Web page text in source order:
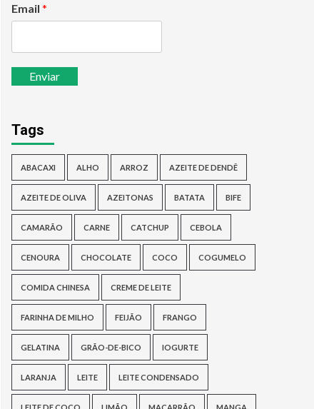
Email *
Enviar
Tags
ABACAXI ALHO ARROZ AZEITE DE DENDÊ
AZEITE DE OLIVA AZEITONAS BATATA BIFE
CAMARÃO CARNE CATCHUP CEBOLA
CENOURA CHOCOLATE COCO COGUMELO
COMIDA CHINESA CREME DE LEITE
FARINHA DE MILHO FEIJÃO FRANGO
GELATINA GRÃO-DE-BICO IOGURTE
LARANJA LEITE LEITE CONDENSADO
LEITE DE COCO LIMÃO MACARRÃO MANGA